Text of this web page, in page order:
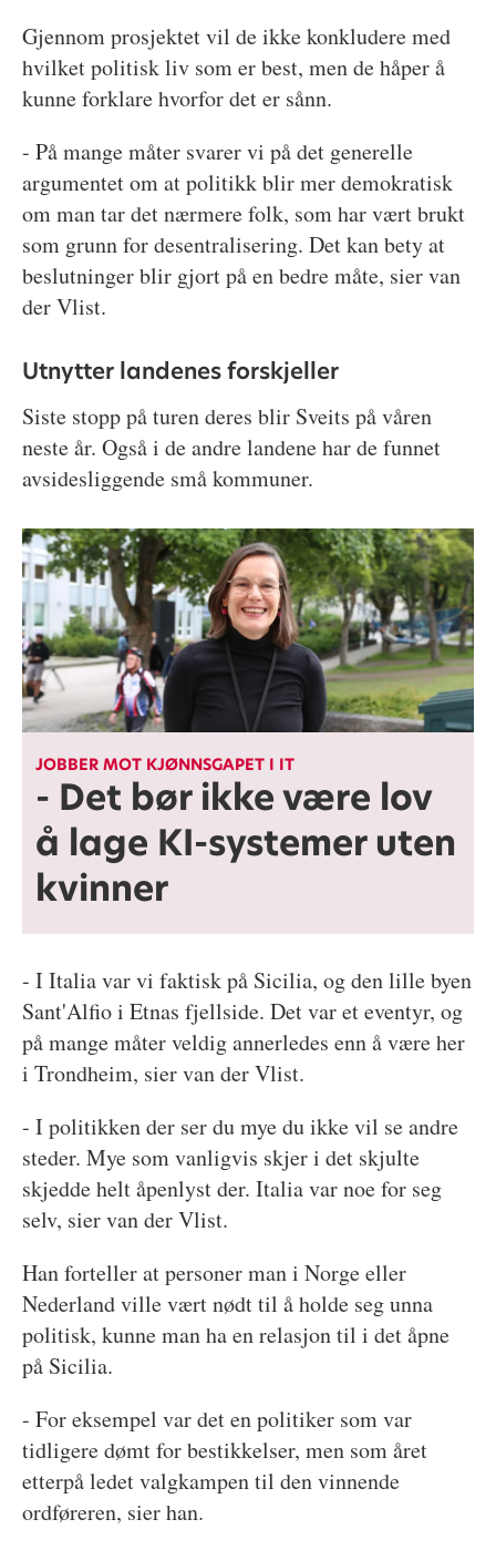
Gjennom prosjektet vil de ikke konkludere med
hvilket politisk liv som er best, men de håper å
kunne forklare hvorfor det er sånn.
- På mange måter svarer vi på det generelle
argumentet om at politikk blir mer demokratisk
om man tar det nærmere folk, som har vært brukt
som grunn for desentralisering. Det kan bety at
beslutninger blir gjort på en bedre måte, sier van
der Vlist.
Utnytter landenes forskjeller
Siste stopp på turen deres blir Sveits på våren
neste år. Også i de andre landene har de funnet
avsidesliggende små kommuner.
JOBBER MOT KJØNNSGAPET I IT
- Det bør ikke være lov
å lage KI-systemer uten
kvinner
- I Italia var vi faktisk på Sicilia, og den lille byen
Sant'Alfio i Etnas fjellside. Det var et eventyr, og
på mange måter veldig annerledes enn å være her
i Trondheim, sier van der Vlist.
- I politikken der ser du mye du ikke vil se andre
steder. Mye som vanligvis skjer i det skjulte
skjedde helt åpenlyst der. Italia var noe for seg
selv, sier van der Vlist.
Han forteller at personer man i Norge eller
Nederland ville vært nødt til å holde seg unna
politisk, kunne man ha en relasjon til i det åpne
på Sicilia.
- For eksempel var det en politiker som var
tidligere dømt for bestikkelser, men som året
etterpå ledet valgkampen til den vinnende
ordføreren, sier han.